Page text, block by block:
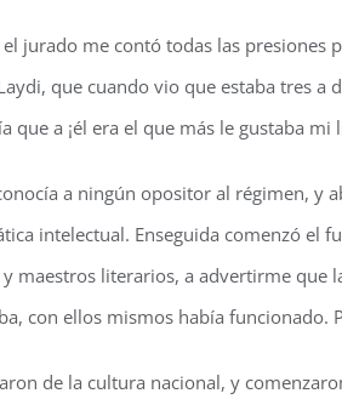
jurado me contó todas las
que cuando vio que estaba tres a
que a ¡él era el que más le gustaba mi
a ningún opositor al régimen, y
intelectual. Enseguida comenzó el
maestros literarios, a advertirme que
con ellos mismos había funcionado.
de la cultura nacional, y